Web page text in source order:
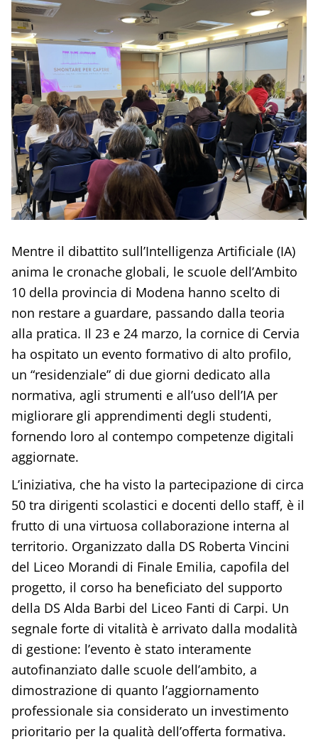
Mentre il dibattito sull’Intelligenza Artificiale (IA)
anima le cronache globali, le scuole dell’Ambito
10 della provincia di Modena hanno scelto di
non restare a guardare, passando dalla teoria
alla pratica. Il 23 e 24 marzo, la cornice di Cervia
ha ospitato un evento formativo di alto profilo,
un “residenziale” di due giorni dedicato alla
normativa, agli strumenti e all’uso dell’IA per
migliorare gli apprendimenti degli studenti,
fornendo loro al contempo competenze digitali
aggiornate.
L’iniziativa, che ha visto la partecipazione di circa
50 tra dirigenti scolastici e docenti dello staff, è il
frutto di una virtuosa collaborazione interna al
territorio. Organizzato dalla DS Roberta Vincini
del Liceo Morandi di Finale Emilia, capofila del
progetto, il corso ha beneficiato del supporto
della DS Alda Barbi del Liceo Fanti di Carpi. Un
segnale forte di vitalità è arrivato dalla modalità
di gestione: l’evento è stato interamente
autofinanziato dalle scuole dell’ambito, a
dimostrazione di quanto l’aggiornamento
professionale sia considerato un investimento
prioritario per la qualità dell’offerta formativa.